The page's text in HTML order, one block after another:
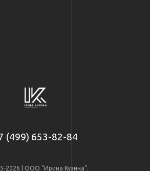
(499) 653-82-84
2026 | ООО "Ирина Кузина".